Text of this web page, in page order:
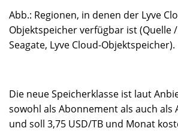
Abb.: Regionen, in denen der Lyve
Objektspeicher verfügbar ist (Quelle
Seagate, Lyve Cloud-Objektspeicher).
Die neue Speicherklasse ist laut
sowohl als Abonnement als auch als
und soll 3,75 USD/TB und Monat